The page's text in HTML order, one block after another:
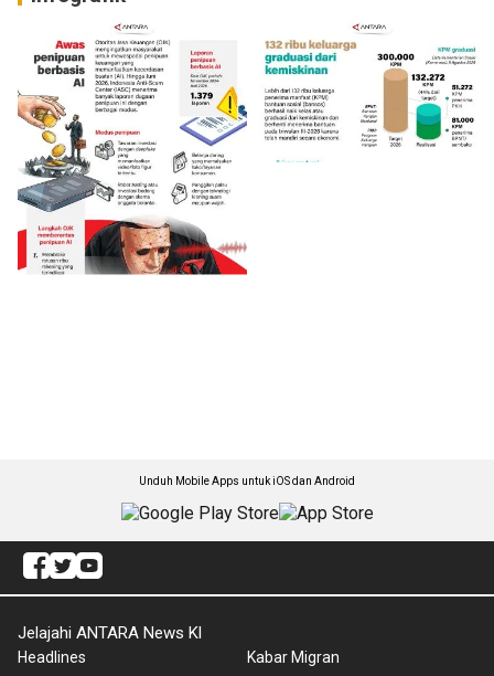
Unduh Mobile Apps untuk iOS dan Android
Jelajahi ANTARA News Kl
Headlines Kabar Migran